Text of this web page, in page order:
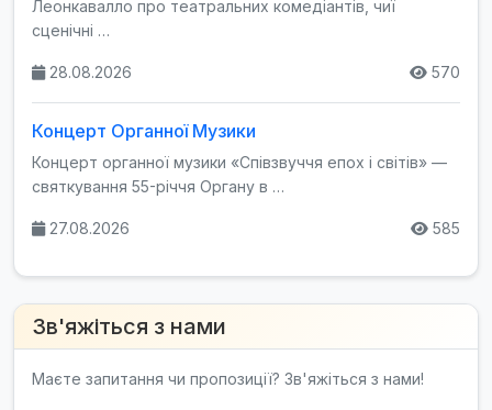
Леонкавалло про театральних комедіантів, чиї
сценічні …
28.08.2026 570
Концерт Органної Музики
Концерт органної музики «Співзвуччя епох і світів» —
святкування 55-річчя Органу в …
27.08.2026 585
Зв'яжіться з нами
Маєте запитання чи пропозиції? Зв'яжіться з нами!